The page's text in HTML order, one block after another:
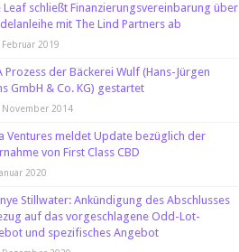
Leaf schließt Finanzierungsvereinbarung über
mit The Lind Partners ab
Februar 2019
Prozess der Bäckerei Wulf (Hans-Jürgen
GmbH & Co. KG) gestartet
November 2014
Ventures meldet Update bezüglich der
von First Class CBD
2020
Stillwater: Ankündigung des Abschlusses
auf das vorgeschlagene Odd-Lot-
und spezifisches Angebot